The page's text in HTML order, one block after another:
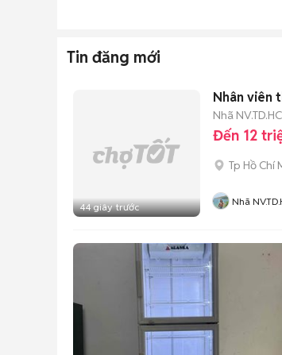
Tin đăng mới
44 giây trước
Nhân viên
Nhã
Đến 12
Tp Hồ Chí
Nhã